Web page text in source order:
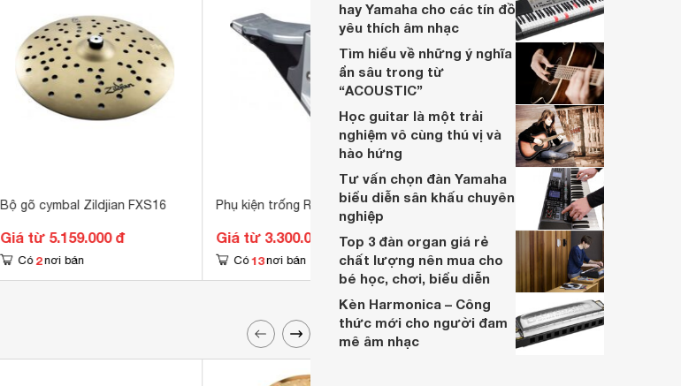
Bộ gõ cymbal Zildjian FXS16
Giá từ 5.159.000 đ
Có 2 nơi bán
Phụ kiện trống Roland KT-10
Giá từ 3.300.000 đ
Có 13 nơi bán
Pedal Hihat Roland FD-9
Giá từ 5.676.000 đ
Có 9 nơi bán
hay Yamaha cho các tín đồ
yêu thích âm nhạc
Tìm hiểu về những ý nghĩa
ẩn sâu trong từ
“ACOUSTIC”
Học guitar là một trải
nghiệm vô cùng thú vị và
hào hứng
Tư vấn chọn đàn Yamaha
biểu diễn sân khấu chuyên
nghiệp
Top 3 đàn organ giá rẻ
chất lượng nên mua cho
bé học, chơi, biểu diễn
Kèn Harmonica – Công
thức mới cho người đam
mê âm nhạc